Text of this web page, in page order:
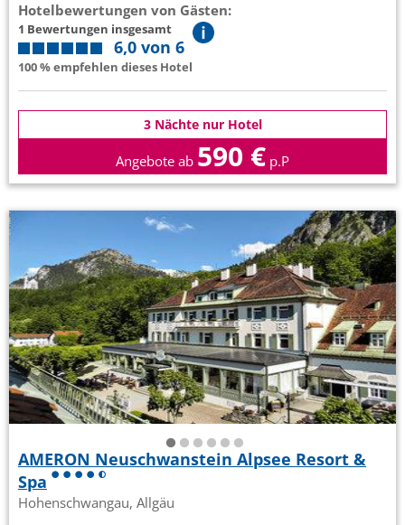
Hotelbewertungen von Gästen:
1 Bewertungen insgesamt
6,0 von 6
100 % empfehlen dieses Hotel
3 Nächte nur Hotel
Angebote ab 590 € p.P
AMERON Neuschwanstein Alpsee Resort &
Spa
Hohenschwangau, Allgäu